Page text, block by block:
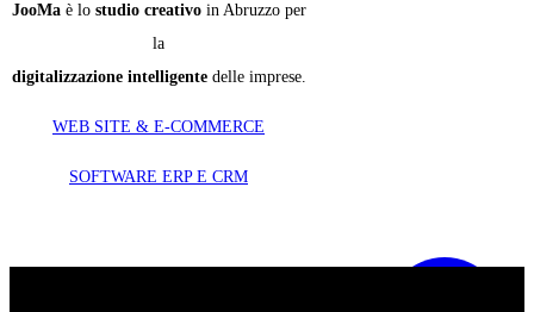
​JooMa è lo studio creativoin Abruzzo per
la
digitalizzazione intelligente delle imprese.
WEB SITE & E-COMMERCE
SOFTWARE ERP E CRM